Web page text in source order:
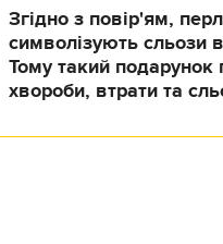
Згідно з повір'ям,
символізують сльози
Тому такий подарунок
хвороби, втрати та